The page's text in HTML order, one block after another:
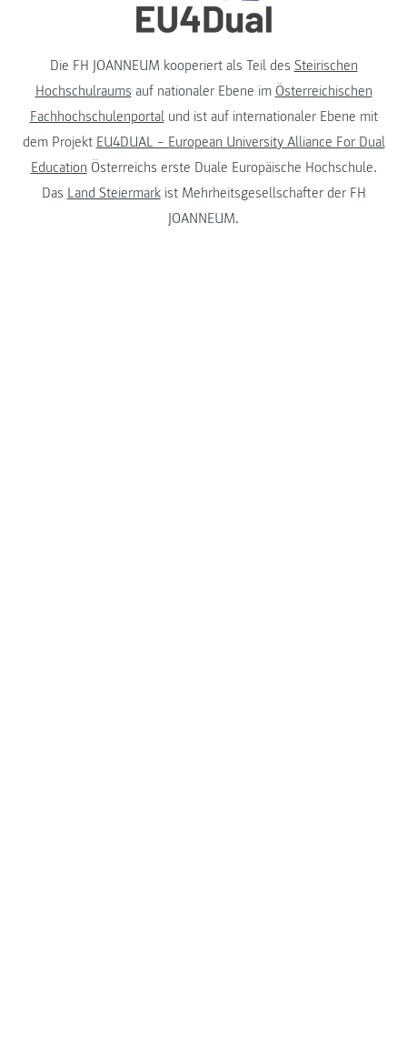
Die FH JOANNEUM kooperiert als Teil des Steirischen
Hochschulraums auf nationaler Ebene im Österreichischen
Fachhochschulenportalund ist auf internationaler Ebene mit
dem Projekt EU4DUAL – European University Alliance For Dual
Education Österreichs erste Duale Europäische Hochschule.
Das Land Steiermarkist Mehrheitsgesellschafter der FH
JOANNEUM.